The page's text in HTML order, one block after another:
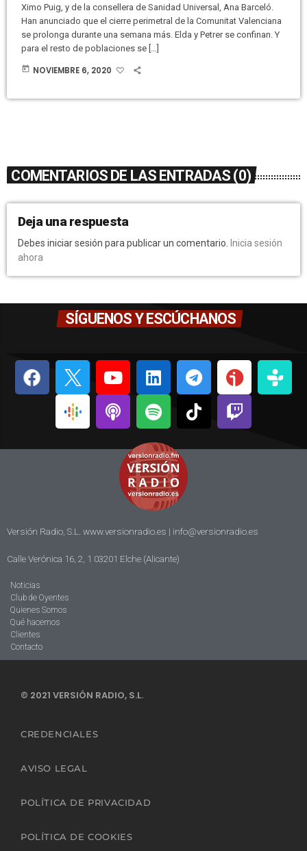
Ximo Puig, y de la consellera de Sanidad Universal, Ana Barceló.
Han anunciado que el cierre perimetral de la Comunitat Valenciana
se prolonga durante una semana más. Elda y Petrer se confinan. Y
para el resto de poblaciones se […]
today NOVIEMBRE 6, 2020
COMENTARIOS DE LAS ENTRADAS (0)
Deja una respuesta
Debes iniciar sesión para publicar un comentario.
Inicia sesión
ahora
SÍGUENOS Y ESCÚCHANOS
Versión Radio, S.L. www.versionradio.es | info@versionradio.es
Calle Verónica 16, 2, 1 03201 Elche (Alicante)
Noticias
Club de Oyentes
Quienes Somos
Qué hacemos
Clientes
Contacto
© 2021 VERSIÓN RADIO, S.L.
CREDENCIALES
AVISO LEGAL
POLÍTICA DE PRIVACIDAD
POLÍTICA DE COOKIES